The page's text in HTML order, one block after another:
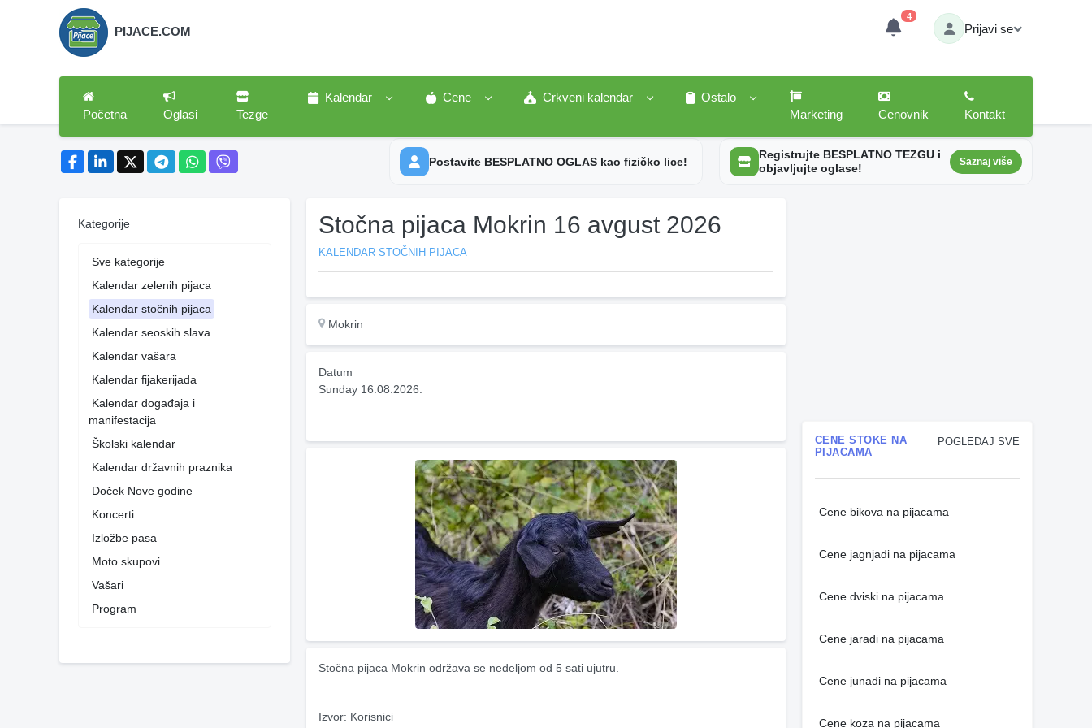
PIJACE.COM
4
Prijavi se
Početna Oglasi Tezge
Kalendar Cene Crkveni kalendar
Ostalo
Marketing
Cenovnik Kontakt
Postavite BESPLATNO OGLAS kao fizičko lice!
Registrujte BESPLATNO TEZGU i
objavljujte oglase!
Saznaj više
Kategorije
Sve kategorije
Kalendar zelenih pijaca
Kalendar stočnih pijaca
Kalendar seoskih slava
Kalendar vašara
Kalendar fijakerijada
Kalendar događaja i
manifestacija
Školski kalendar
Kalendar državnih praznika
Doček Nove godine
Koncerti
Izložbe pasa
Moto skupovi
Vašari
Program
Stočna pijaca Mokrin 16 avgust 2026
KALENDAR STOČNIH PIJACA
Mokrin
Datum
Sunday 16.08.2026.
Stočna pijaca Mokrin održava se nedeljom od 5 sati ujutru.
Izvor: Korisnici
POGLEDAJ SVE
CENE STOKE NA
PIJACAMA
Cene bikova na pijacama
Cene jagnjadi na pijacama
Cene dviski na pijacama
Cene jaradi na pijacama
Cene junadi na pijacama
Cene koza na pijacama